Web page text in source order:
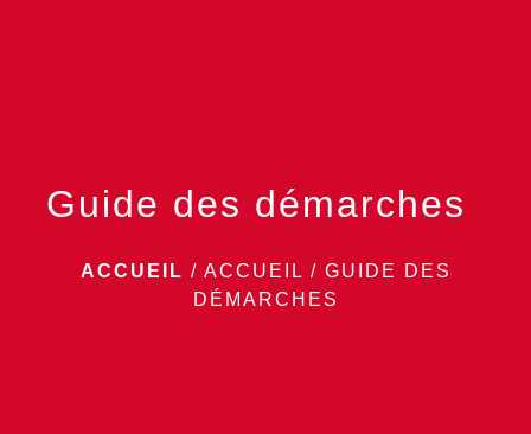
Guide des démarches
ACCUEIL / ACCUEIL / GUIDE DES
DÉMARCHES